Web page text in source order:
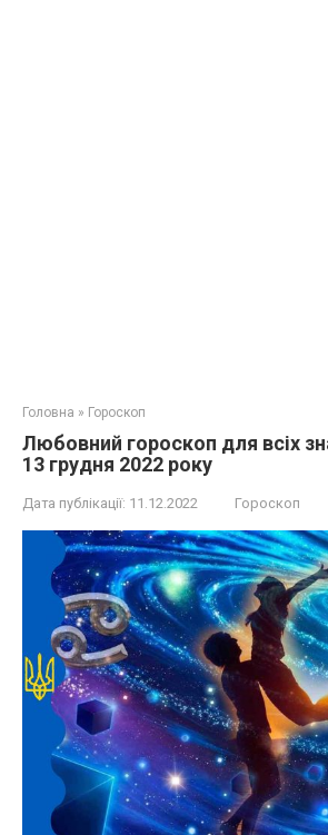
Головна » Гороскоп
Любовний гороскоп для всіх
13 грудня 2022 року
Дата публікації: 11.12.2022 Гороскоп